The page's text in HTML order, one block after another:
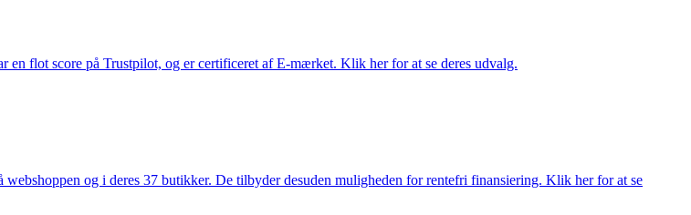
flot score på Trustpilot, og er certificeret af E-mærket. Klik her for at se deres udvalg.
og i deres 37 butikker. De tilbyder desuden muligheden for rentefri finansiering. Klik her for at se